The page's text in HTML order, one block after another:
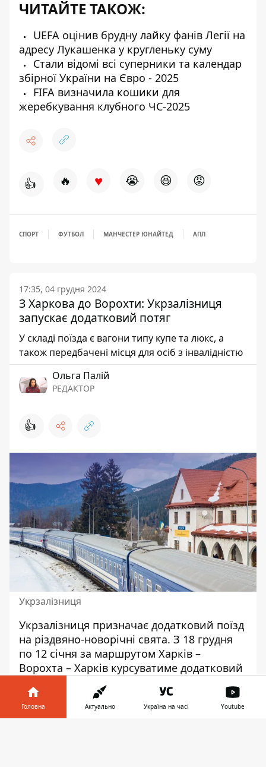
ЧИТАЙТЕ ТАКОЖ:
UEFA оцінив брудну лайку фанів Легії на
адресу Лукашенка у кругленьку суму
Стали відомі всі суперники та календар
збірної України на Євро - 2025
FIFA визначила кошики для
жеребкування клубного ЧС-2025
👍 🔥 ♥ 😭 😆 😡
СПОРТ ФУТБОЛ МАНЧЕСТЕР ЮНАЙТЕД АПЛ
17:35, 04 грудня 2024
З Харкова до Ворохти: Укрзалізниця
запускає додатковий потяг
У складі поїзда є вагони типу купе та люкс, а
також передбачені місця для осіб з інвалідністю
Ольга Палій
РЕДАКТОР
👍
Укрзалізниця
Укрзалізниця призначає додатковий поїзд
на різдвяно-новорічні свята. З 18 грудня
по 12 січня за маршрутом Харків –
Ворохта – Харків курсуватиме додатковий
№ 201/202. Він доповнить розклад
руху поїзда № 1/2 з таким же сполученням,
який наразі курсує через день. Про це
Головна Актуально Україна на часі Youtube